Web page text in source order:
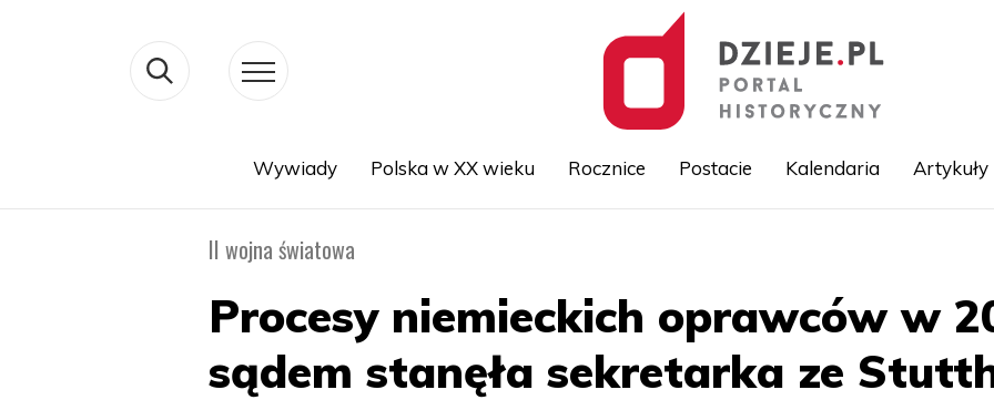
Wywiady Polska w XX wieku Rocznice Postacie Kalendaria Artykuły
II wojna światowa
Procesy niemieckich oprawców w
sądem stanęła sekretarka ze